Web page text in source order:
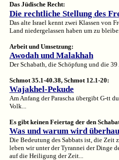
Das Jüdische Recht:
Die rechtliche Stellung des
Das alte Israel kennt zwei Klassen von
Land niedergelassen haben um zu
Arbeit und Umsetzung:
Awodah und Malakhah
Der Schabath, die Schöpfung und die
Schmot35.1-40.38, Schmot12.1-20:
Wajakhel-Pekude
Am Anfang der Parascha übergibt G-tt
Volk...
Es gibt keinen Feiertag der den
Was und warum wird
Die Bedeutung des Sabbats ist, die Zeit
leben wir unter der Tyrannei der Dinge
auf die Heiligung der Zeit...